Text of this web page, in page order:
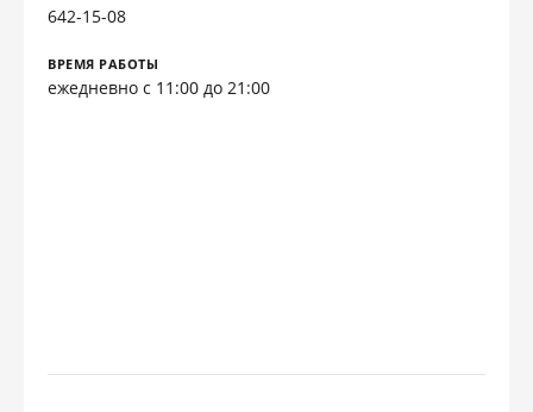
642-15-08
ВРЕМЯ РАБОТЫ
ежедневно с 11:00 до 21:00